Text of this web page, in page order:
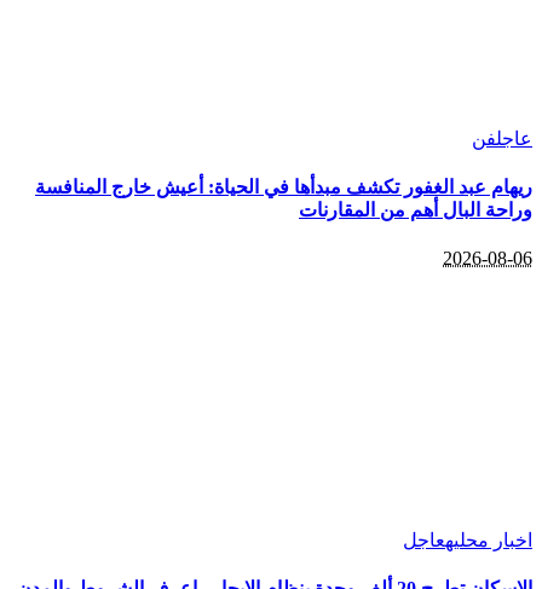
عاجلفن
ريهام عبد الغفور تكشف مبدأها في الحياة: أعيش خارج المنافسة
وراحة البال أهم من المقارنات
2026-08-06
اخبار محليهعاجل